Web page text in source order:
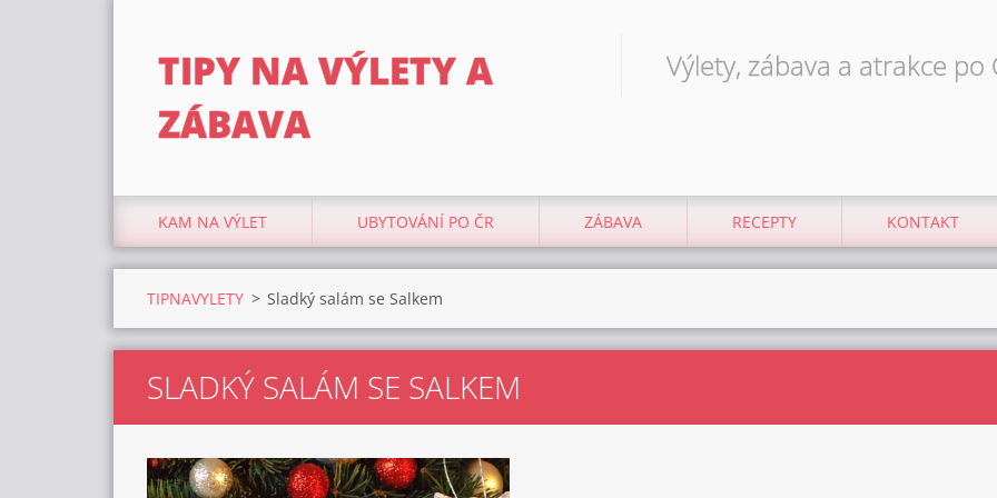
TIPY NA VÝLETY A
ZÁBAVA
Výlety, zábava a atrakce po
KAM NA VÝLET UBYTOVÁNÍ PO ČR ZÁBAVA RECEPTY KONTAKT
TIPNAVYLETY > Sladký salám se Salkem
SLADKÝ SALÁM SE SALKEM